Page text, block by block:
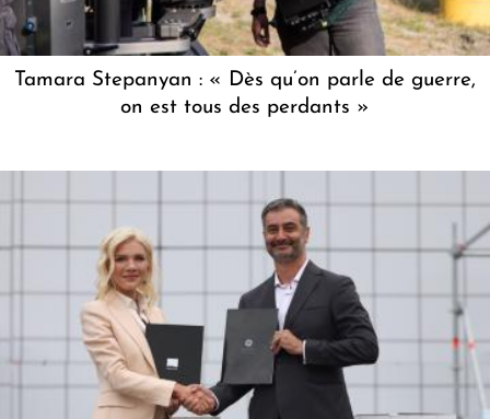
Tamara Stepanyan : « Dès qu’on parle de guerre,
on est tous des perdants »